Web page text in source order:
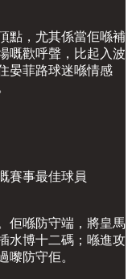
點，尤其係當佢喺補
嘅歡呼聲，比起入波
晏菲路球迷喺情感
賽事最佳球員
佢喺防守端，將皇馬
水博十二碼；喺進攻
嚟防守佢。